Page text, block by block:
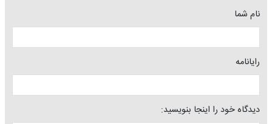
نام شما
رایانامه
دیدگاه خود را اینجا بنویسید: